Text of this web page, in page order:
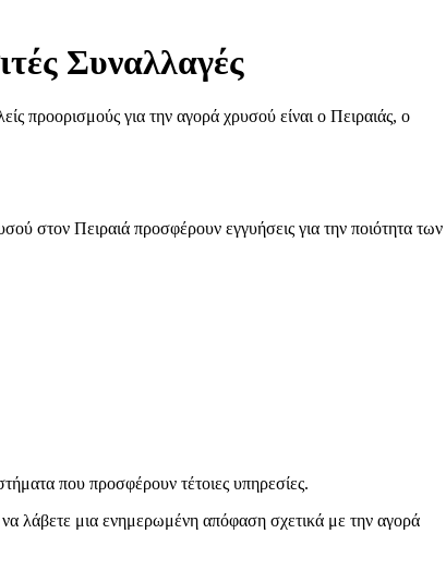
Συναλλαγές
προορισμούς για την αγορά χρυσού είναι ο Πειραιάς, ο
στον Πειραιά προσφέρουν εγγυήσεις για την ποιότητα των
που προσφέρουν τέτοιες υπηρεσίες.
λάβετε μια ενημερωμένη απόφαση σχετικά με την αγορά